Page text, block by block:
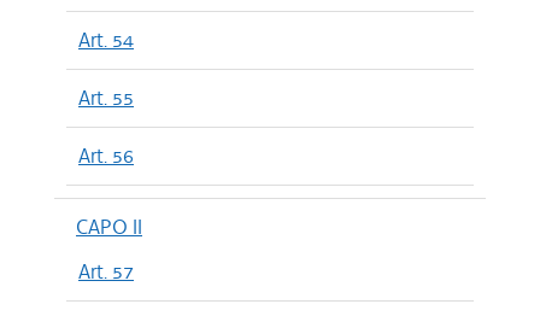
Art. 54
Art. 55
Art. 56
CAPO II
Art. 57